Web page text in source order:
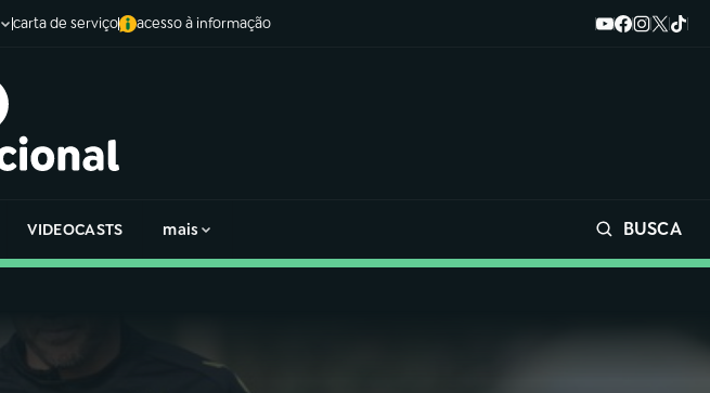
carta de serviço acesso à informação
VIDEOCASTS mais BUSCA